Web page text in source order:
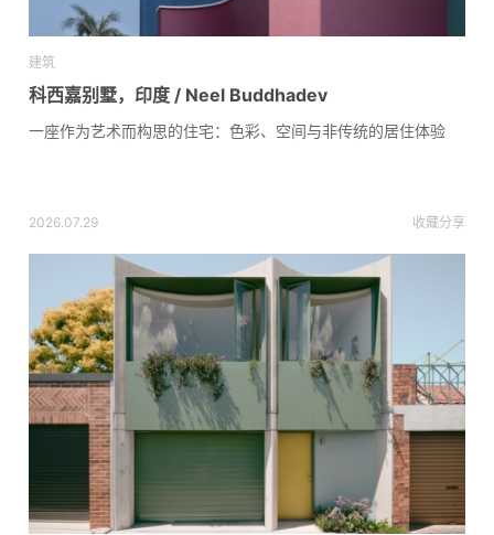
建筑
科西嘉别墅，印度 / Neel Buddhadev
一座作为艺术而构思的住宅：色彩、空间与非传统的居住体验
2026.07.29 收藏分享